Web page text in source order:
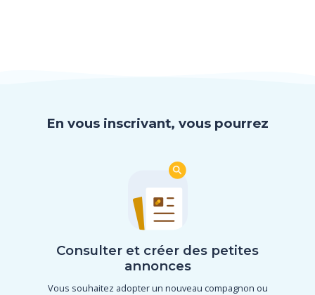
En vous inscrivant, vous pourrez
Consulter et créer des petites
annonces
Vous souhaitez adopter un nouveau compagnon ou